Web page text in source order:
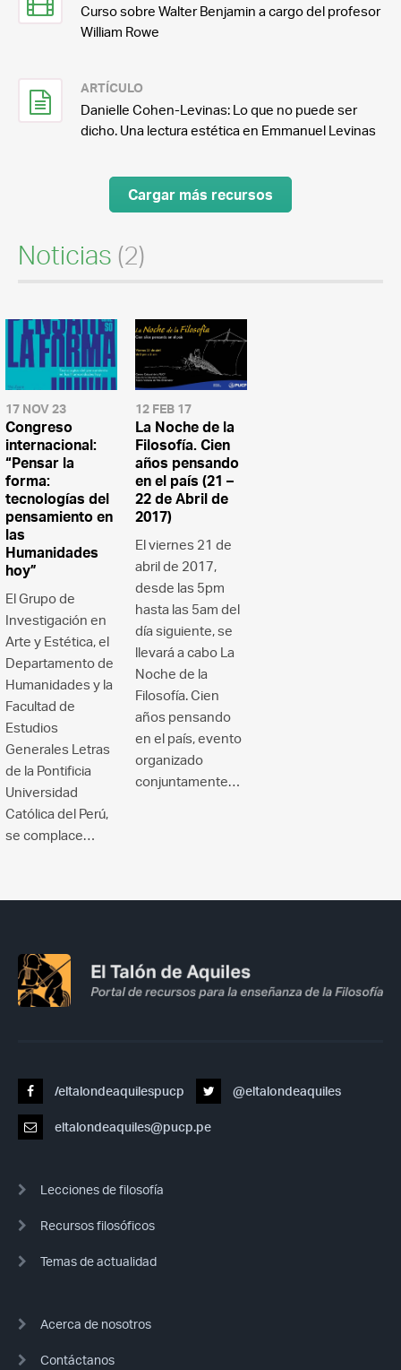
Curso sobre Walter Benjamin a cargo del profesor
William Rowe
ARTÍCULO
Danielle Cohen-Levinas: Lo que no puede ser
dicho. Una lectura estética en Emmanuel Levinas
Cargar más recursos
Noticias (2)
17 NOV 23
Congreso
internacional:
“Pensar la
forma:
tecnologías del
pensamiento en
las
Humanidades
hoy”
El Grupo de
Investigación en
Arte y Estética, el
Departamento de
Humanidades y la
Facultad de
Estudios
Generales Letras
de la Pontificia
Universidad
Católica del Perú,
se complace…
12 FEB 17
La Noche de la
Filosofía. Cien
años pensando
en el país (21 –
22 de Abril de
2017)
El viernes 21 de
abril de 2017,
desde las 5pm
hasta las 5am del
día siguiente, se
llevará a cabo La
Noche de la
Filosofía. Cien
años pensando
en el país, evento
organizado
conjuntamente…
/eltalondeaquilespucp @eltalondeaquiles
eltalondeaquiles@pucp.pe
Lecciones de filosofía
Recursos filosóficos
Temas de actualidad
Acerca de nosotros
Contáctanos